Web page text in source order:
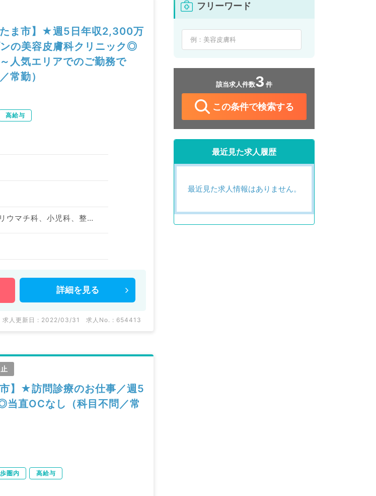
たま市】★週5日年収2,300万
の美容皮膚科クリニック◎
人気エリアでのご勤務で
常勤）
高給与
神経内科、精神科、神経科、アレルギー科、リウマチ科、小児科、整形外科、形成外科、美容外科、脳神経外科、呼吸器外科、心臓血管外科、小児外科、皮膚科、泌尿器科、産婦人科、産科、婦人科、眼科、耳鼻咽喉科、気管食道科、放射線科、リハビリテーション科、麻酔科、ペインクリニック、人工透析科、緩和ケア科、一般内科、循環器内科、呼吸器内科、消化器内科、内分泌・代謝内科、腎臓内科、老年内科、血液内科、外科系全般、一般外科、消化器外科、乳腺外科、総合診療科、美容皮膚科、健診・人間ドック、救急科・ＩＣＵ、病理科、基礎医学系、膠原病科、スポーツ整形外科、大腸・肛門外科、産業医、脊髄・脊椎外科、科目不問
詳細を 見る
求人更新日 : 2022/03/31 求人No. : 654413
市】★訪問診療のお仕事／週5
直OCなし（科目不問／常
圏内 高給与
フリーワード
該当求人件数3 件
この条件で検索する
最近見た求人履歴
最近見た求人情報はありません。